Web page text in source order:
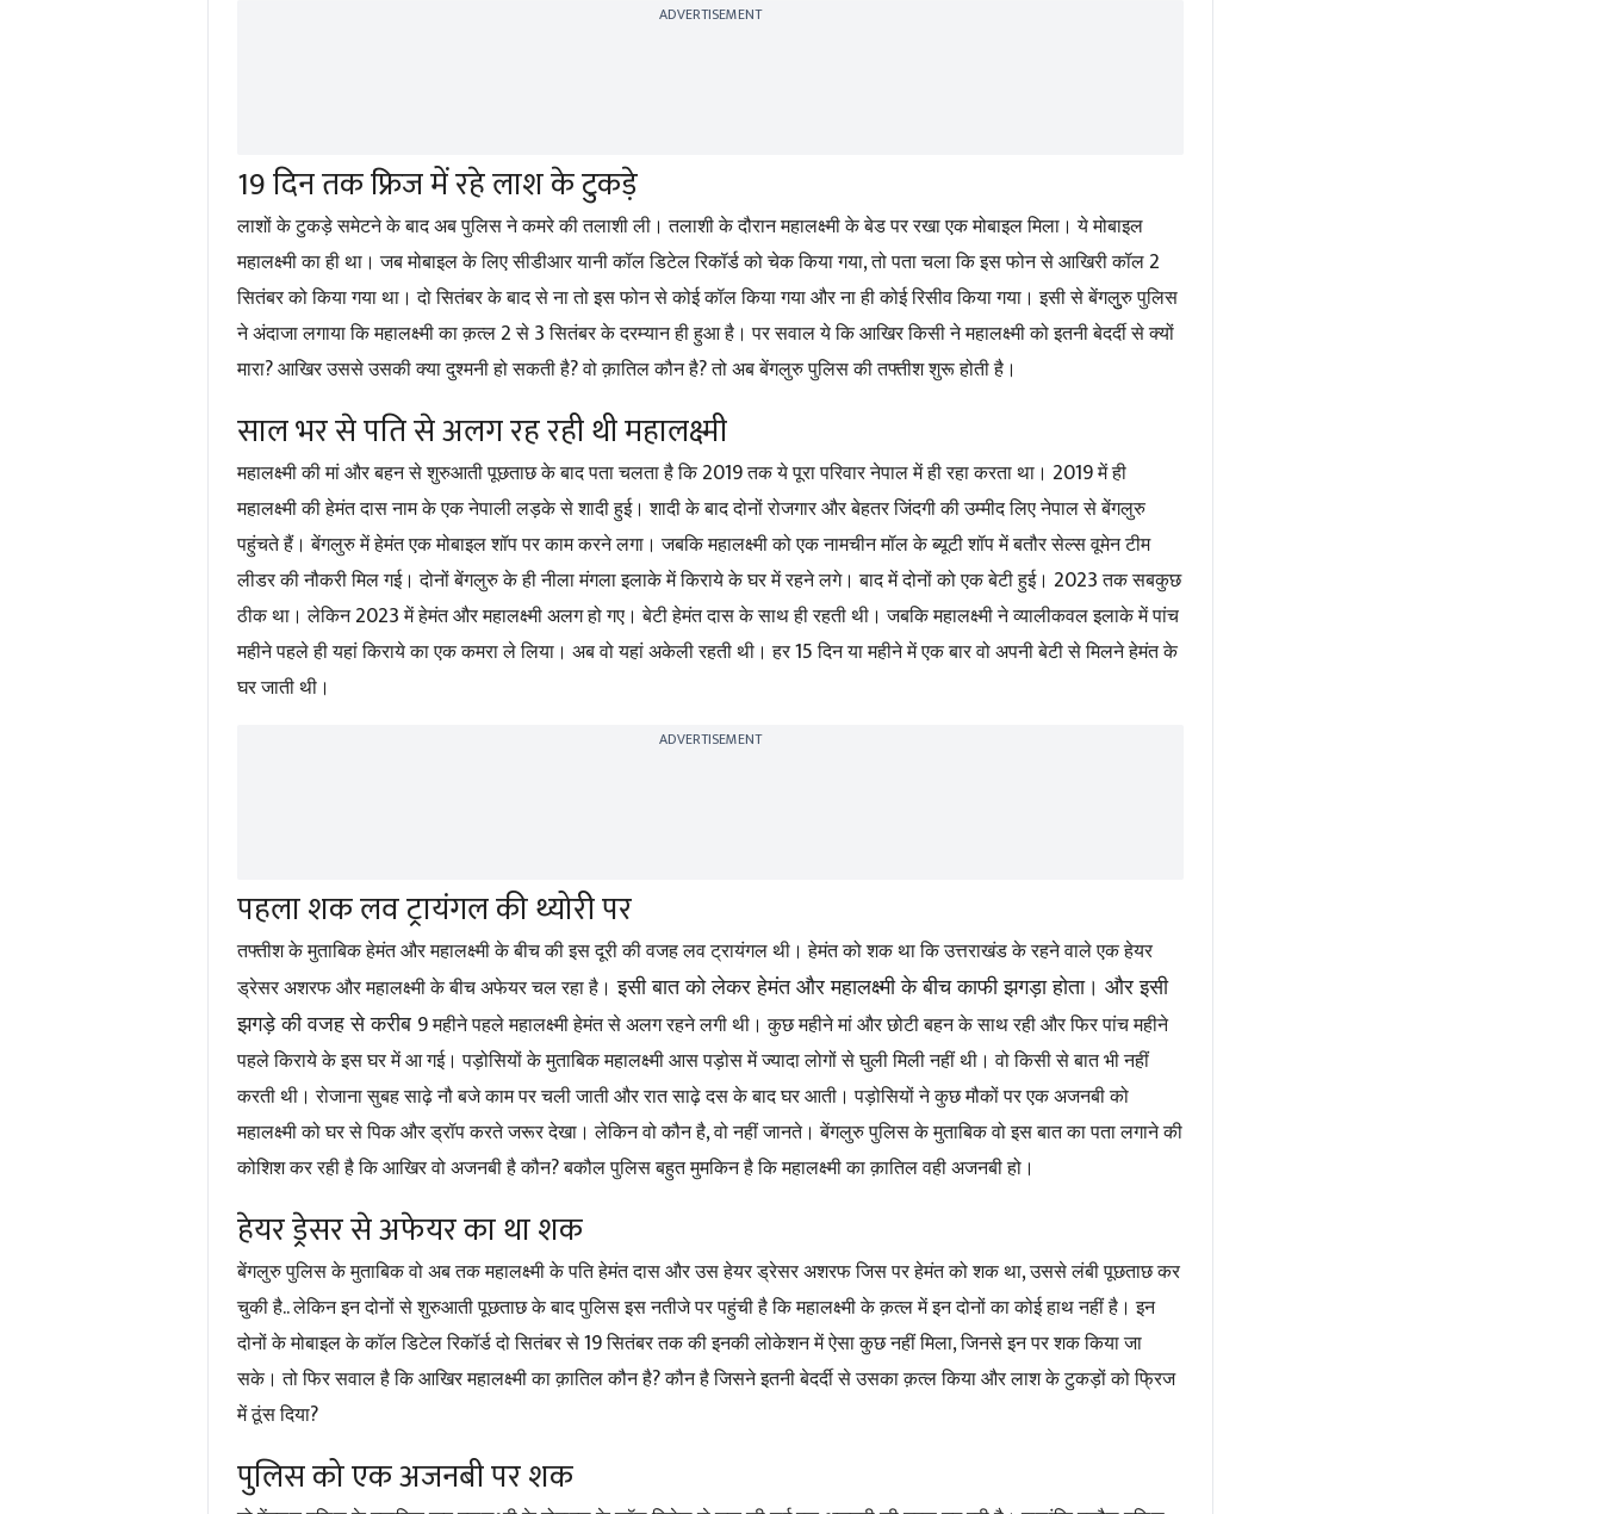
ADVERTISEMENT
19 दिन तक फ्रिज में रहे लाश के टुकड़े
लाशों के टुकड़े समेटने के बाद अब पुलिस ने कमरे की तलाशी ली। तलाशी के दौरान महालक्ष्मी के बेड पर रखा एक मोबाइल मिला। ये मोबाइल
महालक्ष्मी का ही था। जब मोबाइल के लिए सीडीआर यानी कॉल डिटेल रिकॉर्ड को चेक किया गया,तो पता चला कि इस फोन से आखिरी कॉल 2
सितंबर को किया गया था। दो सितंबर के बाद से ना तो इस फोन से कोई कॉल किया गया और ना ही कोई रिसीव किया गया। इसी से बेंगलुुरु पुलिस
ने अंदाजा लगाया कि महालक्ष्मी का क़त्ल 2से 3सितंबर के दरम्यान ही हुआ है। पर सवाल ये कि आखिर किसी ने महालक्ष्मी को इतनी बेदर्दी से क्यों
मारा? आखिर उससे उसकी क्या दुश्मनी हो सकती है?वो क़ातिल कौन है?तो अब बेंगलुरु पुलिस की तफ्तीश शुरू होती है।
साल भर से पति से अलग रह रही थी महालक्ष्मी
महालक्ष्मी की मां और बहन से शुरुआती पूछताछ के बाद पता चलता है कि 2019तक ये पूरा परिवार नेपाल में ही रहा करता था। 2019में ही
महालक्ष्मी की हेमंत दास नाम के एक नेपाली लड़के से शादी हुई। शादी के बाद दोनों रोजगार और बेहतर जिंदगी की उम्मीद लिए नेपाल से बेंगलुरु
पहुंचते हैं। बेंगलुरु में हेमंत एक मोबाइल शॉप पर काम करने लगा। जबकि महालक्ष्मी को एक नामचीन मॉल के ब्यूटी शॉप में बतौर सेल्स वूमेन टीम
लीडर की नौकरी मिल गई। दोनों बेंगलुरु के ही नीला मंगला इलाके में किराये के घर में रहने लगे। बाद में दोनों को एक बेटी हुई। 2023तक सबकुछ
ठीक था। लेकिन 2023में हेमंत और महालक्ष्मी अलग हो गए। बेटी हेमंत दास के साथ ही रहती थी। जबकि महालक्ष्मी ने व्यालीकवल इलाके में पांच
महीने पहले ही यहां किराये का एक कमरा ले लिया। अब वो यहां अकेली रहती थी। हर 15दिन या महीने में एक बार वो अपनी बेटी से मिलने हेमंत के
घर जाती थी।
ADVERTISEMENT
पहला शक लव ट्रायंगल की थ्योरी पर
तफ्तीश के मुताबिक हेमंत और महालक्ष्मी के बीच की इस दूरी की वजह लव ट्रायंगल थी। हेमंत को शक था कि उत्तराखंड के रहने वाले एक हेयर
ड्रेसर अशरफ और महालक्ष्मी के बीच अफेयर चल रहा है। इसी बात को लेकर हेमंत और महालक्ष्मी के बीच काफी झगड़ा होता। और इसी
झगड़े की वजह से करीब 9महीने पहले महालक्ष्मी हेमंत से अलग रहने लगी थी। कुछ महीने मां और छोटी बहन के साथ रही और फिर पांच महीने
पहले किराये के इस घर में आ गई।पड़ोसियों के मुताबिक महालक्ष्मी आस पड़ोस में ज्यादा लोगों से घुली मिली नहीं थी। वो किसी से बात भी नहीं
करती थी। रोजाना सुबह साढ़े नौ बजे काम पर चली जाती और रात साढ़े दस के बाद घर आती। पड़ोसियों ने कुछ मौकों पर एक अजनबी को
महालक्ष्मी को घर से पिक और ड्रॉप करते जरूर देखा। लेकिन वो कौन है,वो नहीं जानते। बेंगलुरु पुलिस के मुताबिक वो इस बात का पता लगाने की
कोशिश कर रही है कि आखिर वो अजनबी है कौन?बकौल पुलिस बहुत मुमकिन है कि महालक्ष्मी का क़ातिल वही अजनबी हो।
हेयर ड्रेसर से अफेयर का था शक
बेंगलुरु पुलिस के मुताबिक वो अब तक महालक्ष्मी के पति हेमंत दास और उस हेयर ड्रेसर अशरफ जिस पर हेमंत को शक था,उससे लंबी पूछताछ कर
चुकी है..लेकिन इन दोनों से शुरुआती पूछताछ के बाद पुलिस इस नतीजे पर पहुंची है कि महालक्ष्मी के क़त्ल में इन दोनों का कोई हाथ नहीं है। इन
दोनों के मोबाइल के कॉल डिटेल रिकॉर्ड दो सितंबर से 19सितंबर तक की इनकी लोकेशन में ऐसा कुछ नहीं मिला,जिनसे इन पर शक किया जा
सके। तो फिर सवाल है कि आखिर महालक्ष्मी का क़ातिल कौन है?कौन है जिसने इतनी बेदर्दी से उसका क़त्ल किया और लाश के टुकड़ों को फ्रिज
में ठूंस दिया?
पुलिस को एक अजनबी पर शक